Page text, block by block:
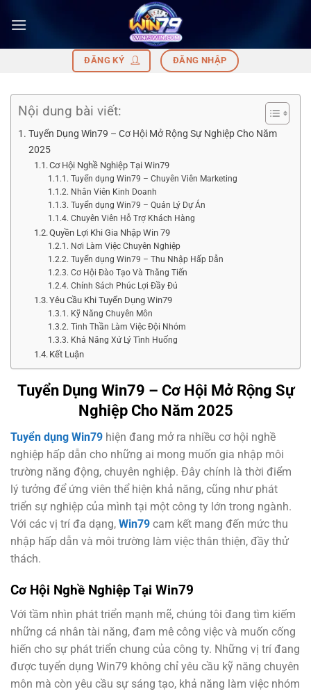
qua
ĐĂNG KÝ ĐĂNG NHẬP
Nội dung bài viết:
Tuyển Dụng Win79 – Cơ Hội Mở Rộng Sự Nghiệp Cho Năm
2025
Cơ Hội Nghề Nghiệp Tại Win79
Tuyển dụng Win79 – Chuyên Viên Marketing
Nhân Viên Kinh Doanh
Tuyển dụng Win79 – Quản Lý Dự Án
Chuyên Viên Hỗ Trợ Khách Hàng
Quyền Lợi Khi Gia Nhập Win 79
Nơi Làm Việc Chuyên Nghiệp
Tuyển dụng Win79 – Thu Nhập Hấp Dẫn
Cơ Hội Đào Tạo Và Thăng Tiến
Chính Sách Phúc Lợi Đầy Đủ
Yêu Cầu Khi Tuyển Dụng Win79
Kỹ Năng Chuyên Môn
Tinh Thần Làm Việc Đội Nhóm
Khả Năng Xử Lý Tình Huống
Kết Luận
Tuyển Dụng Win79 – Cơ Hội Mở Rộng Sự
Nghiệp Cho Năm 2025
Tuyển dụng Win79 hiện đang mở ra nhiều cơ hội nghề
nghiệp hấp dẫn cho những ai mong muốn gia nhập môi
trường năng động, chuyên nghiệp. Đây chính là thời điểm
lý tưởng để ứng viên thể hiện khả năng, cũng như phát
triển sự nghiệp của mình tại một công ty lớn trong ngành.
Với các vị trí đa dạng, Win79 cam kết mang đến mức thu
nhập hấp dẫn và môi trường làm việc thân thiện, đầy thử
thách.
Cơ Hội Nghề Nghiệp Tại Win79
Với tầm nhìn phát triển mạnh mẽ, chúng tôi đang tìm kiếm
những cá nhân tài năng, đam mê công việc và muốn cống
hiến cho sự phát triển chung của công ty. Những vị trí đang
được tuyển dụng Win79 không chỉ yêu cầu kỹ năng chuyên
môn mà còn yêu cầu sự sáng tạo, khả năng làm việc nhóm